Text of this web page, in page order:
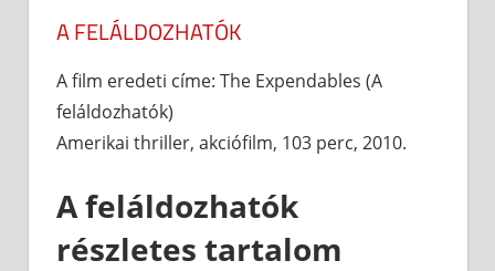
A FELÁLDOZHATÓK
A film eredeti címe: The Expendables (A
feláldozhatók)
Amerikai thriller, akciófilm, 103 perc, 2010.
A feláldozhatók
részletes tartalom